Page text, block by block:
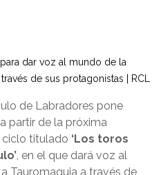
dar voz al mundo de la
de sus protagonistas | RCL
de Labradores pone
partir de la próxima
ciclo titulado ‘Los toros
, en el que dará voz al
Tauromaquia a través de